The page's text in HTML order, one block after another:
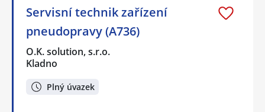
Servisní technik zařízení
pneudopravy (A736)
O.K. solution, s.r.o.
Kladno
Plný úvazek